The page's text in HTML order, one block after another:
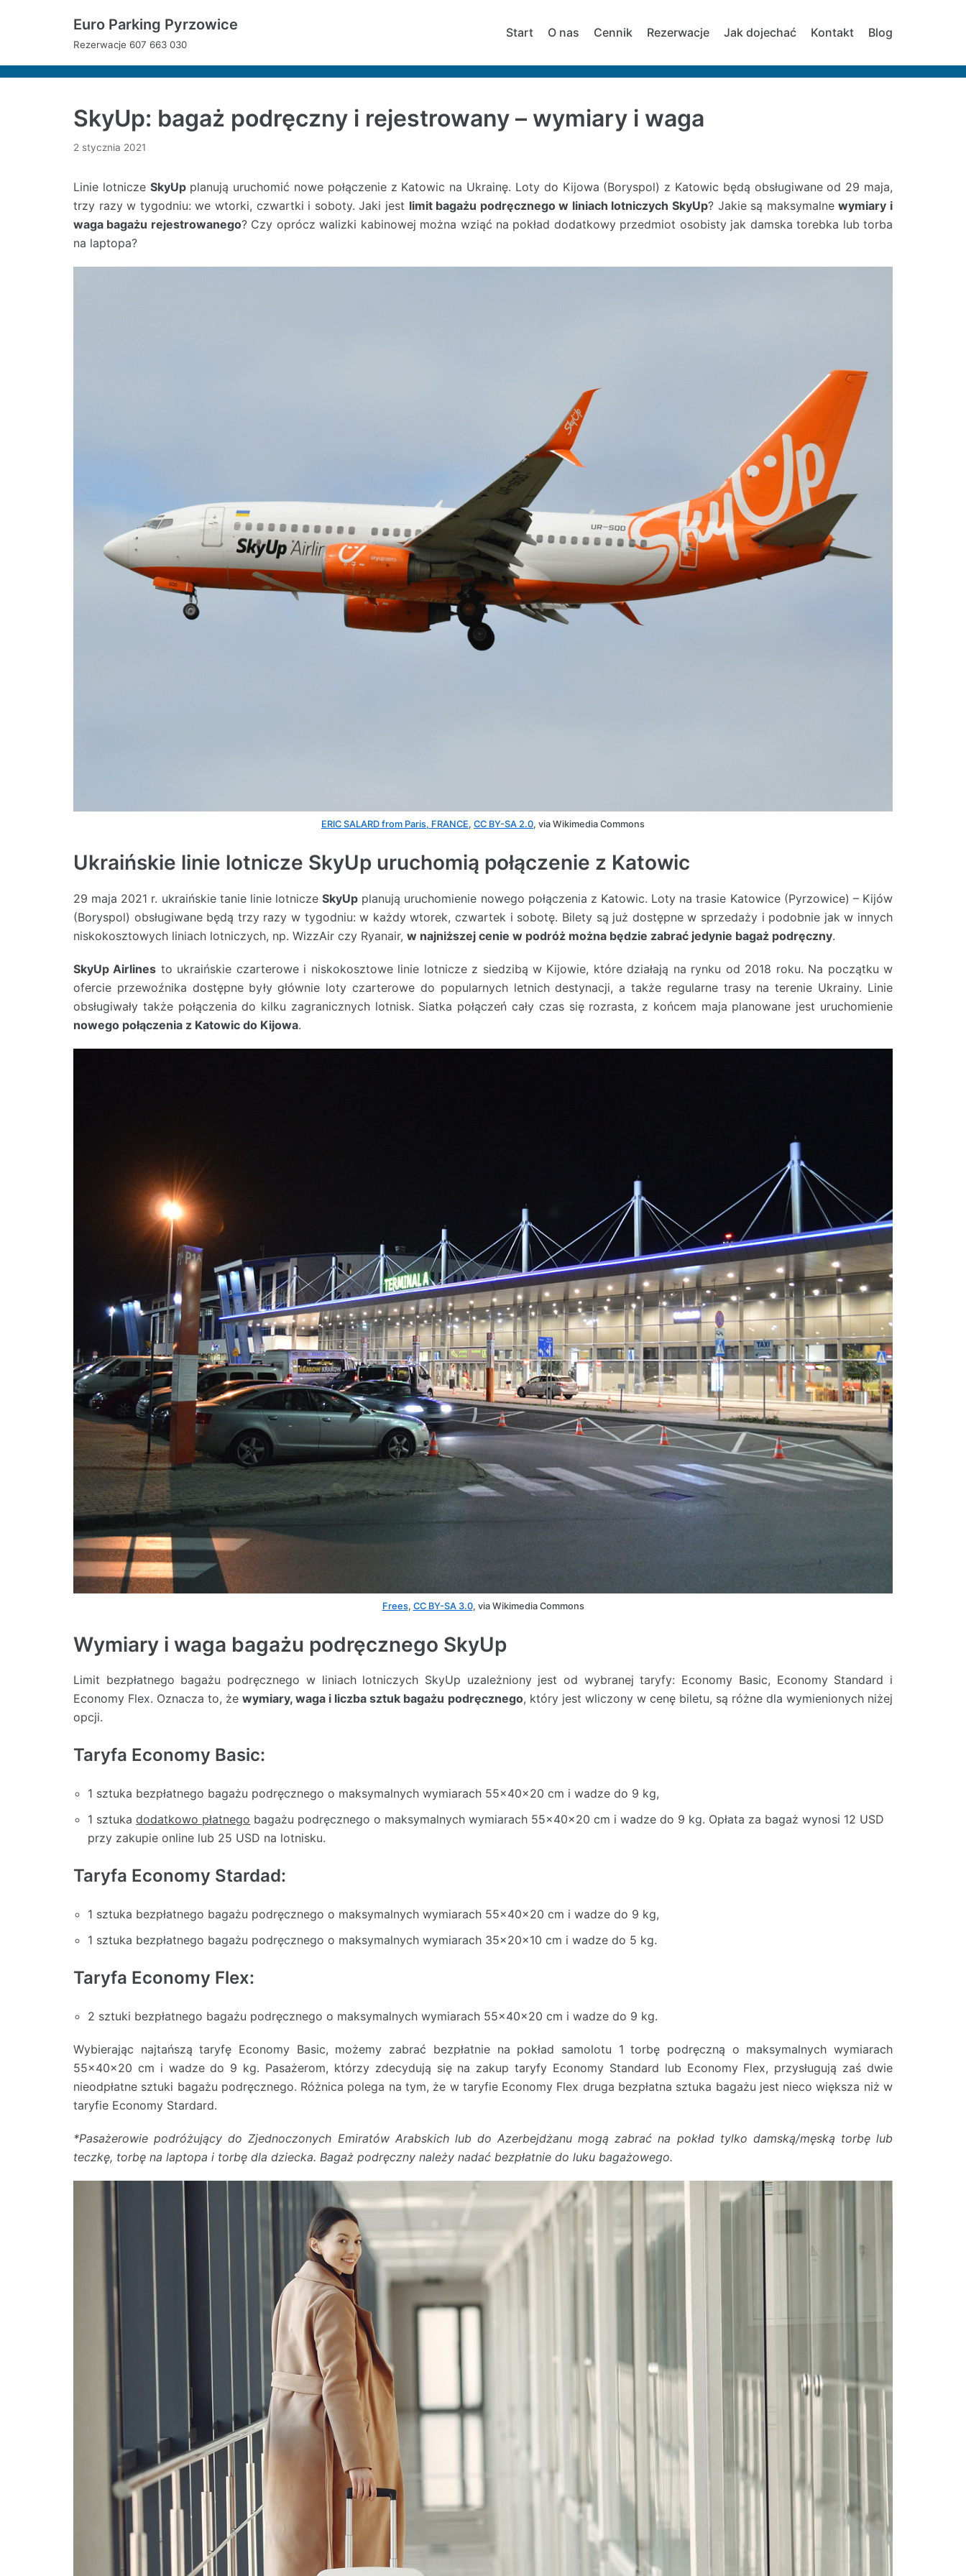
treści
Euro Parking Pyrzowice
Rezerwacje 607 663 030
Start O nas Cennik Rezerwacje Jak dojechać Kontakt Blog
SkyUp: bagaż podręczny i rejestrowany – wymiary i waga
2 stycznia 2021
Linie lotnicze SkyUpplanują uruchomić nowe połączenie z Katowic na Ukrainę. Loty do Kijowa (Boryspol) z Katowic będą obsługiwane od 29 maja,
trzy razy w tygodniu: we wtorki, czwartki i soboty. Jaki jest limit bagażu podręcznego w liniach lotniczych SkyUp? Jakie są maksymalnewymiary i
waga bagażu rejestrowanego? Czy oprócz walizki kabinowej można wziąć na pokład dodatkowy przedmiot osobisty jak damska torebka lub torba
na laptopa?
ERIC SALARD from Paris, FRANCE, CC BY-SA 2.0, via Wikimedia Commons
Ukraińskie linie lotnicze SkyUp uruchomią połączenie z Katowic
29 maja 2021 r. ukraińskie tanie linie lotniczeSkyUp planują uruchomienie nowego połączenia z Katowic. Loty na trasie Katowice (Pyrzowice) – Kijów
(Boryspol) obsługiwane będą trzy razy w tygodniu: w każdy wtorek, czwartek i sobotę. Bilety są już dostępne w sprzedaży i podobnie jak w innych
niskokosztowych liniach lotniczych, np. WizzAir czy Ryanair, w najniższej cenie w podróż można będzie zabrać jedynie bagaż podręczny.
SkyUp Airlines to ukraińskie czarterowe i niskokosztowe linie lotnicze z siedzibą w Kijowie, które działają na rynku od 2018 roku. Na początku w
ofercie przewoźnika dostępne były głównie loty czarterowe do popularnych letnich destynacji, a także regularne trasy na terenie Ukrainy. Linie
obsługiwały także połączenia do kilku zagranicznych lotnisk. Siatka połączeń cały czas się rozrasta, z końcem maja planowane jest uruchomienie
nowego połączenia z Katowic do Kijowa.
Frees, CC BY-SA 3.0, via Wikimedia Commons
Wymiary i waga bagażu podręcznego SkyUp
Limit bezpłatnego bagażu podręcznego w liniach lotniczych SkyUp uzależniony jest od wybranej taryfy: Economy Basic, Economy Standard i
Economy Flex. Oznacza to, żewymiary, waga i liczba sztuk bagażu podręcznego, który jest wliczony w cenę biletu, są różne dla wymienionych niżej
opcji.
Taryfa Economy Basic:
1 sztuka bezpłatnego bagażu podręcznego o maksymalnych wymiarach 55x40x20 cm i wadze do 9 kg,
1 sztuka dodatkowo płatnego bagażu podręcznego o maksymalnych wymiarach 55x40x20 cm i wadze do 9 kg. Opłata za bagaż wynosi 12 USD
przy zakupie online lub 25 USD na lotnisku.
Taryfa Economy Stardad:
1 sztuka bezpłatnego bagażu podręcznego o maksymalnych wymiarach 55x40x20 cm i wadze do 9 kg,
1 sztuka bezpłatnego bagażu podręcznego o maksymalnych wymiarach 35x20x10 cm i wadze do 5 kg.
Taryfa Economy Flex:
2 sztuki bezpłatnego bagażu podręcznego o maksymalnych wymiarach 55x40x20 cm i wadze do 9 kg.
Wybierając najtańszą taryfę Economy Basic, możemy zabrać bezpłatnie na pokład samolotu 1 torbę podręczną o maksymalnych wymiarach
55x40x20 cm i wadze do 9 kg. Pasażerom, którzy zdecydują się na zakup taryfy Economy Standard lub Economy Flex, przysługują zaś dwie
nieodpłatne sztuki bagażu podręcznego. Różnica polega na tym, że w taryfie Economy Flex druga bezpłatna sztuka bagażu jest nieco większa niż w
taryfie Economy Stardard.
*Pasażerowie podróżujący do Zjednoczonych Emiratów Arabskich lub do Azerbejdżanu mogą zabrać na pokład tylko damską/męską torbę lub
teczkę, torbę na laptopa i torbę dla dziecka. Bagaż podręczny należy nadać bezpłatnie do luku bagażowego.